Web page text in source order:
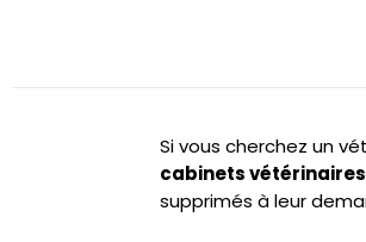
Si vous cherchez un
cabinets vétérinaires
supprimés à leur